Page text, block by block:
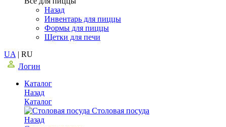
Назад
Инвентарь для пиццы
Формы для пиццы
Щетки для печи
UA | RU
Логин
Каталог
Назад
Каталог
Столовая посуда
Назад